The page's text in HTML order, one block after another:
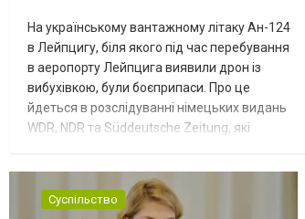
На українському вантажному літаку Ан-124
в Лейпцигу, біля якого під час перебування
в аеропорту Лейпцига виявили дрон із
вибухівкою, були боєприпаси. Про це
йдеться в розслідуванні німецьких видань
WDR, NDR та Süddeutsche Zeitung, які
були на борту літака, незадовго до цього
доставили з Франції до Лейпцига, після
Суспільство